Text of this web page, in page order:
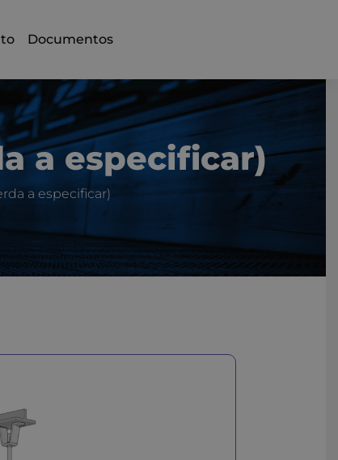
Documentos
a especificar)
a especificar)